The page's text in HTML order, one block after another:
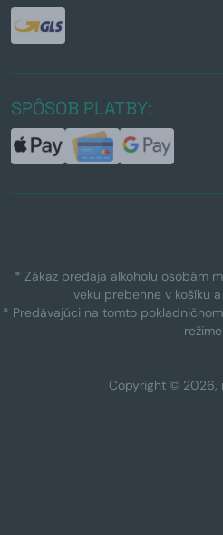
SPÔSOB PLATBY:
* Zákaz predaja alkoholu osobám
veku prebehne v košíku
* Predávajúci na tomto
režime
Copyright © 2026,